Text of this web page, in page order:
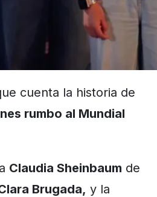
cuenta la historia de
rumbo al Mundial
Claudia Sheinbaum de
Brugada, y la